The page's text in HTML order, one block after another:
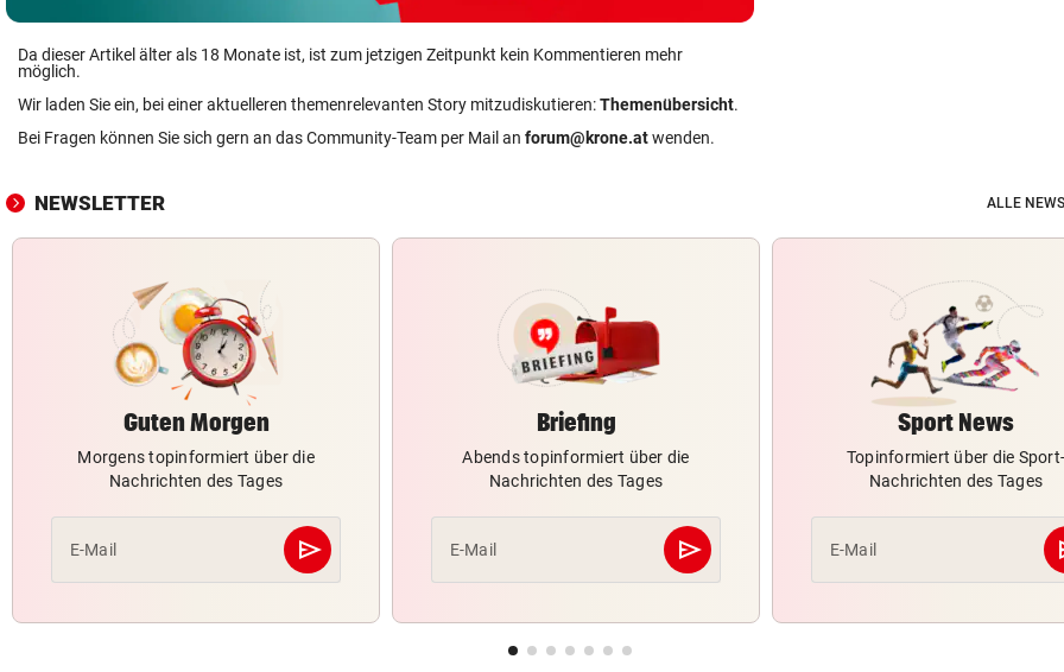
Da dieser Artikel älter als 18 Monate ist, ist zum jetzigen Zeitpunkt kein Kommentieren mehr
möglich.
Wir laden Sie ein, bei einer aktuelleren themenrelevanten Story mitzudiskutieren:Themenübersicht.
Bei Fragen können Sie sich gern an das Community-Team per Mail an forum@krone.atwenden.
NEWSLETTER ALLE
Guten Morgen
Morgens topinformiert über die
Nachrichten des Tages
E-Mail send
Abschicken
Briefing
Abends topinformiert über die
Nachrichten des Tages
E-Mail send
Abschicken
Sport News
Topinformiert über die Sport-
Nachrichten des Tages
E-Mail